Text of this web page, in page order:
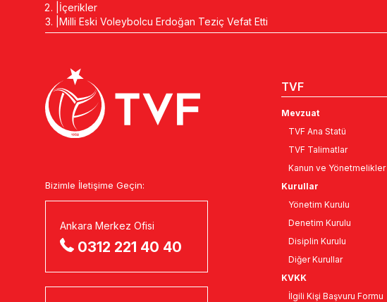
İçerikler
Milli Eski Voleybolcu Erdoğan Teziç Vefat Etti
Bizimle İletişime Geçin:
Ankara Merkez Ofisi
0312 221 40 40
TVF
Mevzuat
TVF Ana Statü
TVF Talimatlar
Kanun ve Yönetmelikler
Kurullar
Yönetim Kurulu
Denetim Kurulu
Disiplin Kurulu
Diğer Kurullar
KVKK
İlgili Kişi Başvuru Formu